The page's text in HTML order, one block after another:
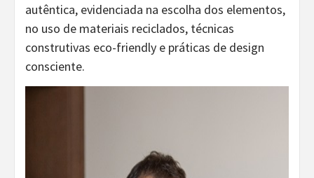
autêntica, evidenciada na escolha dos elementos,
no uso de materiais reciclados, técnicas
construtivas eco-friendly e práticas de design
consciente.